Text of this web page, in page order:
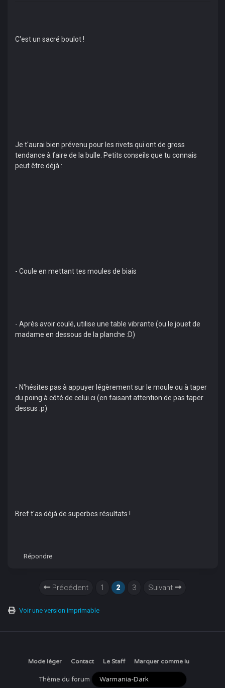
C'est un sacré boulot !
Je t'aurai bien prévenu pour les rivets qui ont de gross
tendance à faire de la bulle. Petits conseils que tu connais
peut être déjà :
- Coule en mettant tes moules de biais
- Après avoir coulé, utilise une table vibrante (ou le jouet de
madame en dessous de la planche :D)
- N'hésites pas à appuyer légèrement sur le moule ou à taper
du poing à côté de celui ci (en faisant attention de pas taper
dessus :p)
Bref t'as déjà de superbes résultats !
Répondre
Précédent 1 2 3 Suivant
Voir une version imprimable
Mode léger Contact Le Staff Marquer comme lu
Thème du forum